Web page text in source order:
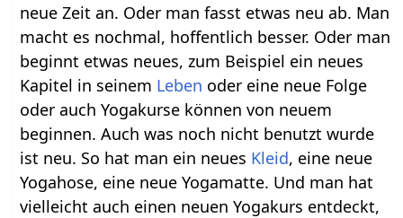
neue Zeit an. Oder man fasst etwas neu ab. Man
macht es nochmal, hoffentlich besser. Oder man
beginnt etwas neues, zum Beispiel ein neues
Kapitel in seinem Leben oder eine neue Folge
oder auch Yogakurse können von neuem
beginnen. Auch was noch nicht benutzt wurde
ist neu. So hat man ein neues Kleid, eine neue
Yogahose, eine neue Yogamatte. Und man hat
vielleicht auch einen neuen Yogakurs entdeckt,